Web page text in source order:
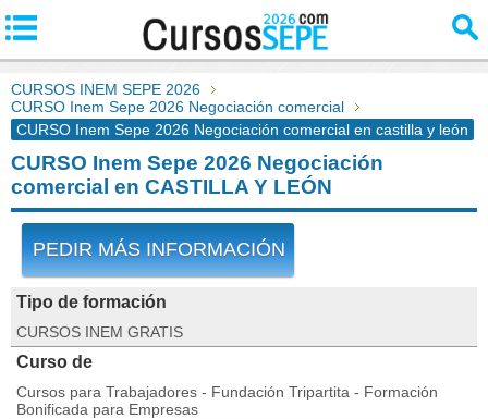
CURSOS INEM SEPE 2026
CURSO Inem Sepe 2026 Negociación comercial
CURSO Inem Sepe 2026 Negociación comercial en castilla y león
CURSO Inem Sepe 2026 Negociación
comercial en CASTILLA Y LEÓN
PEDIR MÁS INFORMACIÓN
Tipo de formación
CURSOS INEM GRATIS
Curso de
Cursos para Trabajadores - Fundación Tripartita - Formación
Bonificada para Empresas